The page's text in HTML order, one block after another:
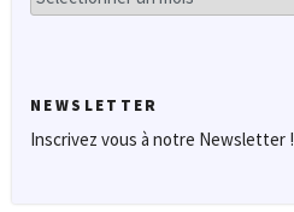
NEWSLETTER
Inscrivez vous à notre Newsletter !